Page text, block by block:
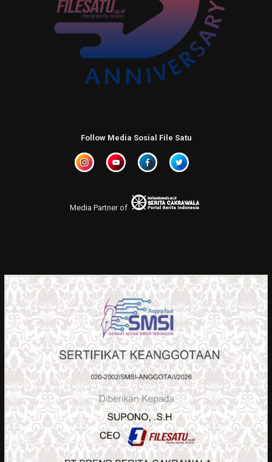
Follow Media Sosial File Satu
Media Partner of